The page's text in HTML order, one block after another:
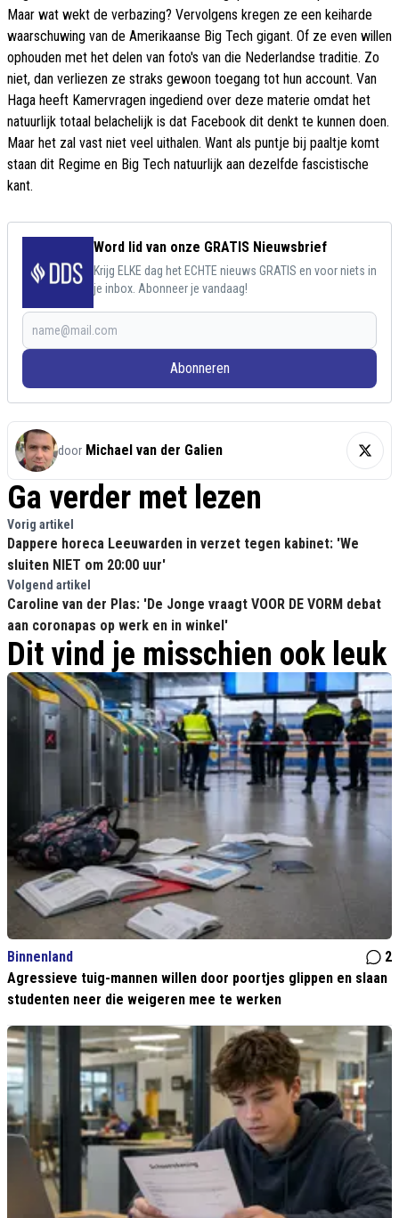
Maar wat wekt de verbazing? Vervolgens kregen ze een keiharde
waarschuwing van de Amerikaanse Big Tech gigant. Of ze even willen
ophouden met het delen van foto's van die Nederlandse traditie. Zo
niet, dan verliezen ze straks gewoon toegang tot hun account. Van
Haga heeft Kamervragen ingediend over deze materie omdat het
natuurlijk totaal belachelijk is dat Facebook dit denkt te kunnen doen.
Maar het zal vast niet veel uithalen. Want als puntje bij paaltje komt
staan dit Regime en Big Tech natuurlijk aan dezelfde fascistische
kant.
Word lid van onze GRATIS Nieuwsbrief
Krijg ELKE dag het ECHTE nieuws GRATIS en voor niets in
je inbox. Abonneer je vandaag!
Abonneren
door Michael van der Galien
Ga verder met lezen
Vorig artikel
Dappere horeca Leeuwarden in verzet tegen kabinet: 'We
sluiten NIET om 20:00 uur'
Volgend artikel
Caroline van der Plas: 'De Jonge vraagt VOOR DE VORM debat
aan coronapas op werk en in winkel'
Dit vind je misschien ook leuk
Binnenland
2
Agressieve tuig-mannen willen door poortjes glippen en slaan
studenten neer die weigeren mee te werken